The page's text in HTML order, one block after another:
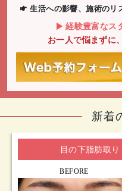
生活への影響、施術のリ
経験豊富なス
お一人で悩まずに
新着
目の下脂肪取
BEFORE